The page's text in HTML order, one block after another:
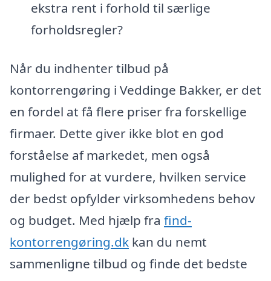
ekstra rent i forhold til særlige
forholdsregler?
Når du indhenter tilbud på
kontorrengøring i Veddinge Bakker, er det
en fordel at få flere priser fra forskellige
firmaer. Dette giver ikke blot en god
forståelse af markedet, men også
mulighed for at vurdere, hvilken service
der bedst opfylder virksomhedens behov
og budget. Med hjælp fra find-
kontorrengøring.dk kan du nemt
sammenligne tilbud og finde det bedste